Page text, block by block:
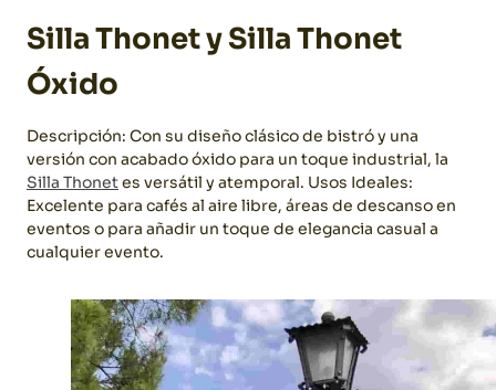
Silla Thonet y Silla Thonet
Óxido
Descripción: Con su diseño clásico de bistró y una
versión con acabado óxido para un toque industrial, la
Silla Thonetes versátil y atemporal. Usos Ideales:
Excelente para cafés al aire libre, áreas de descanso en
eventos o para añadir un toque de elegancia casual a
cualquier evento.